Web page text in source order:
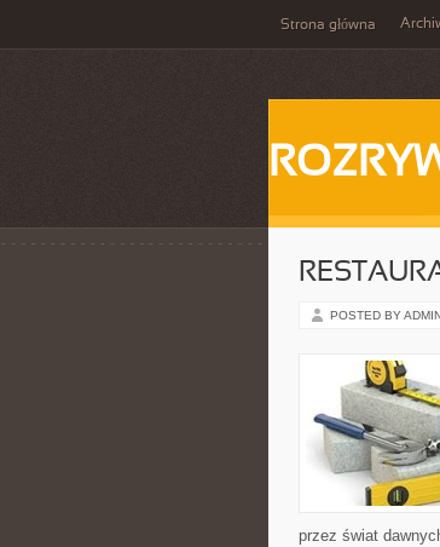
Strona główna
POSTED BY
przez świat